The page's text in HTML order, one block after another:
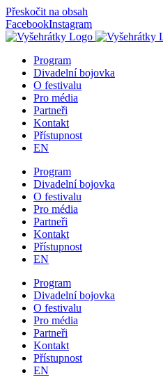
Přeskočit na obsah
FacebookInstagram
Program
Divadelní bojovka
O festivalu
Pro média
Partneři
Kontakt
Přístupnost
EN
Program
Divadelní bojovka
O festivalu
Pro média
Partneři
Kontakt
Přístupnost
EN
Program
Divadelní bojovka
O festivalu
Pro média
Partneři
Kontakt
Přístupnost
EN